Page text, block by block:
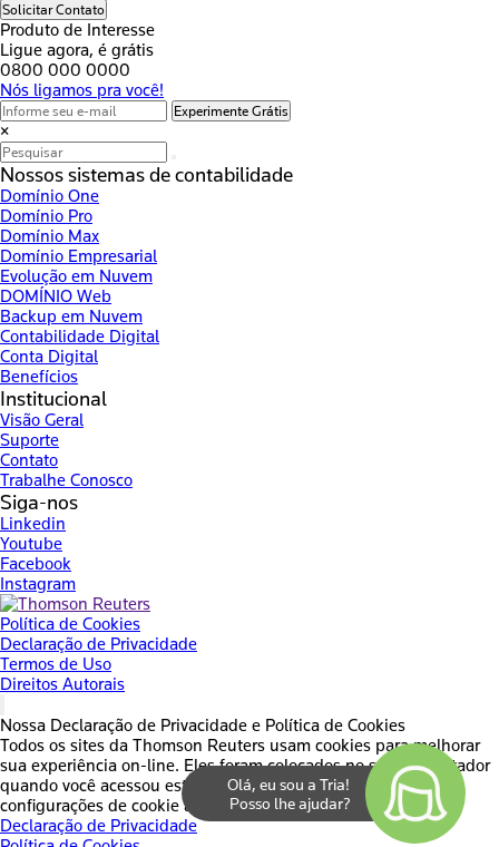
Solicitar Contato
Produto de Interesse
Ligue agora, é grátis
0800 000 0000
Nós ligamos pra você!
Experimente Grátis
×
Nossos sistemas de contabilidade
Domínio One
Domínio Pro
Domínio Max
Domínio Empresarial
Evolução em Nuvem
DOMÍNIO Web
Backup em Nuvem
Contabilidade Digital
Conta Digital
Benefícios
Institucional
Visão Geral
Suporte
Contato
Trabalhe Conosco
Siga-nos
Linkedin
Youtube
Facebook
Instagram
Política de Cookies
Declaração de Privacidade
Termos de Uso
Direitos Autorais
Nossa Declaração de Privacidade e Política de Cookies
Todos os sites da Thomson Reuters usam cookies para melhorar
sua experiência on-line. Eles foram colocados no seu computador
quando você acessou este site. Você pode alterar suas
configurações de cookie através do seu navegador.
Declaração de Privacidade